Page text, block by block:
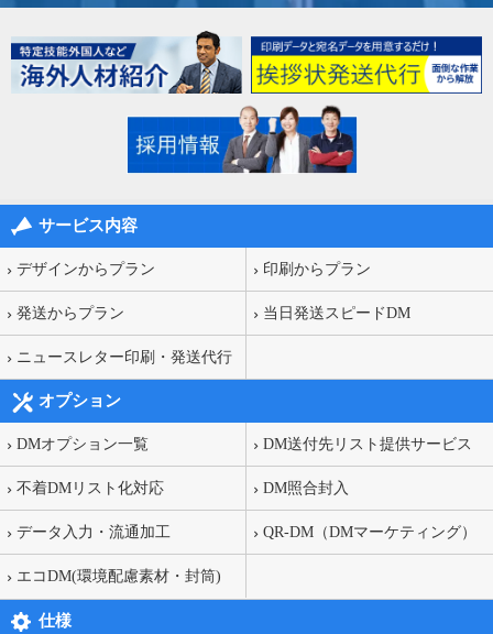
サービス内容
デザインからプラン 印刷からプラン
発送からプラン 当日発送スピードDM
ニュースレター印刷・発送代行
オプション
DMオプション一覧 DM送付先リスト提供サービス
不着DMリスト化対応 DM照合封入
データ入力・流通加工 QR-DM（DMマーケティング）
エコDM(環境配慮素材・封筒)
仕様